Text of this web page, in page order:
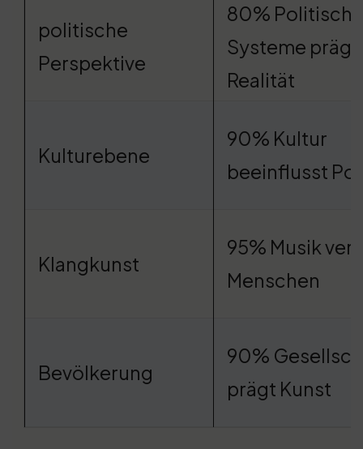
politische
Perspektive
80% Politische
Systeme
Realität
Kulturebene
90% Kultur
beeinflusst
Klangkunst
95% Musik
Menschen
Bevölkerung
90%
prägt Kunst